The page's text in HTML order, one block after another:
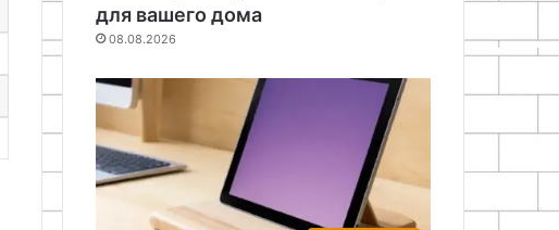
для вашего дома
08.08.2026